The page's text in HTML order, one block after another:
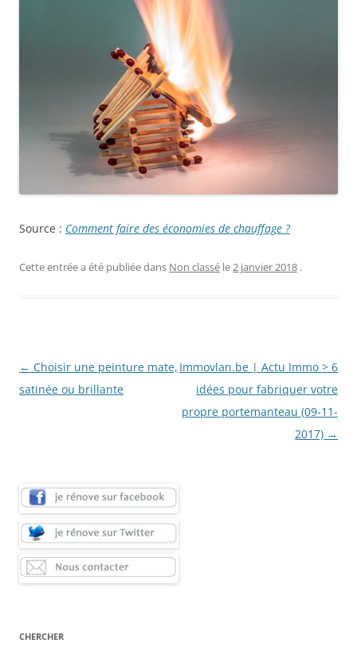
Source : Comment faire des économies de chauffage ?
Cette entrée a été publiée dans Non classé le 2 janvier 2018 .
Navigation
des
← Choisir une peinture mate,
satinée ou brillante
Immovlan.be | Actu Immo > 6
idées pour fabriquer votre
propre portemanteau (09-11-
2017) →
CHERCHER